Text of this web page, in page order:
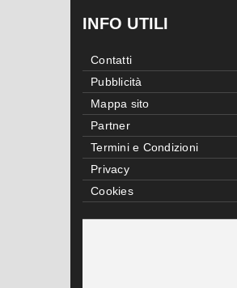
INFO UTILI
Contatti
Pubblicità
Mappa sito
Partner
Termini e Condizioni
Privacy
Cookies